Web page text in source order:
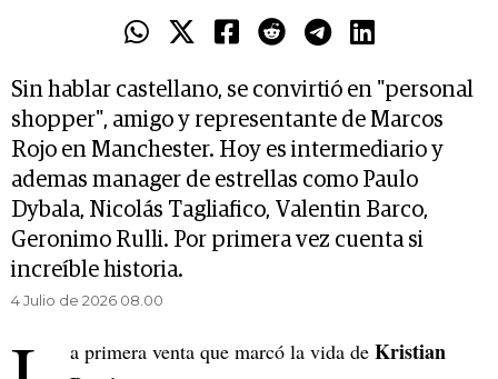
Sin hablar castellano, se convirtió en "personal
shopper", amigo y representante de Marcos
Rojo en Manchester. Hoy es intermediario y
ademas manager de estrellas como Paulo
Dybala, Nicolás Tagliafico, Valentin Barco,
Geronimo Rulli. Por primera vez cuenta si
increíble historia.
4 Julio de 2026 08.00
a primera venta que marcó la vida de Kristian